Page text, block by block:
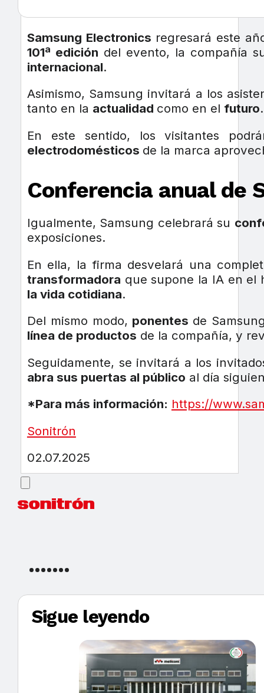
Samsung Electronics regresará este
101ª edición del evento, la compañía
internacional.
Asimismo, Samsung invitará a los
tanto en la actualidad como en el futuro.
En este sentido, los visitantes
electrodomésticos de la marca
Conferencia anual de
Igualmente, Samsung celebrará su
exposiciones.
En ella, la firma desvelará una
transformadora que supone la IA en el
la vida cotidiana.
Del mismo modo, ponentes de
línea de productos de la compañía, y
Seguidamente, se invitará a los
abra sus puertas al público al día
*Para más información: https://
Sonitrón
02.07.2025
Sigue leyendo